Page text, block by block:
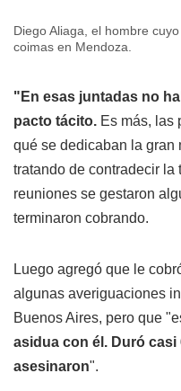
Diego Aliaga, el hombre
coimas en Mendoza.
"En esas juntadas no
pacto tácito. Es más, las
qué se dedicaban la gran
tratando de contradecir
reuniones se gestaron
terminaron cobrando.
Luego agregó que le
algunas averiguaciones
Buenos Aires, pero que
asidua con él. Duró
asesinaron".